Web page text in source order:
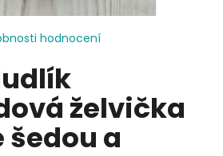
hodnocení
želvička
šedou a